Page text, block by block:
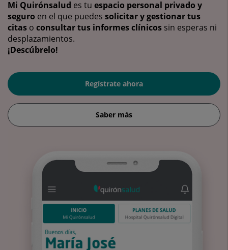
Mi Quirónsalud es tu espacio personal privado y
seguro en el que puedes solicitar y gestionar tus
citas o consultar tus informes clínicos sin esperas ni
desplazamientos.
¡Descúbrelo!
Regístrate ahora
Saber más